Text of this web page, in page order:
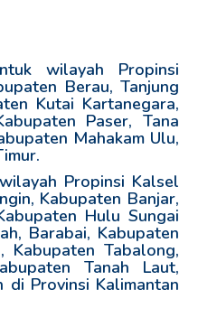
wilayah Propinsi
Berau, Tanjung
Kutai Kartanegara,
Paser, Tana
Mahakam Ulu,
Propinsi Kalsel
Kabupaten Banjar,
Hulu Sungai
Barabai, Kabupaten
Kabupaten Tabalong,
Tanah Laut,
di Provinsi Kalimantan